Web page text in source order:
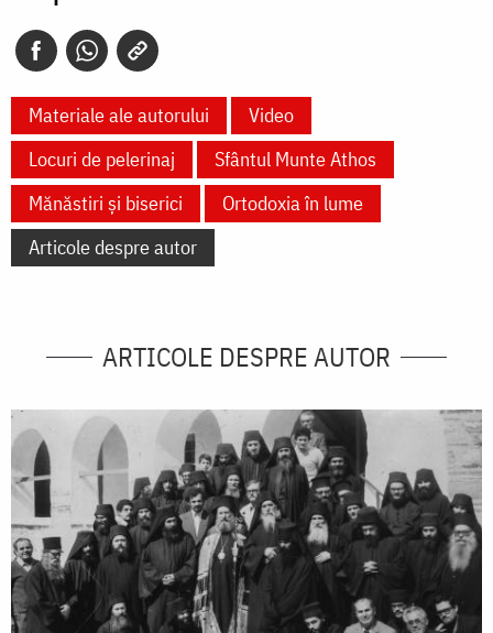
Materiale ale autorului
Video
Locuri de pelerinaj
Sfântul Munte Athos
Mănăstiri și biserici
Ortodoxia în lume
Articole despre autor
ARTICOLE DESPRE AUTOR